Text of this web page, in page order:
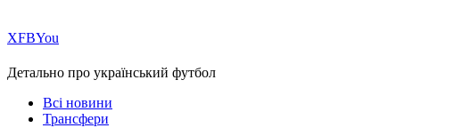
ХFBYou
Детально про український футбол
Всі новини
Трансфери